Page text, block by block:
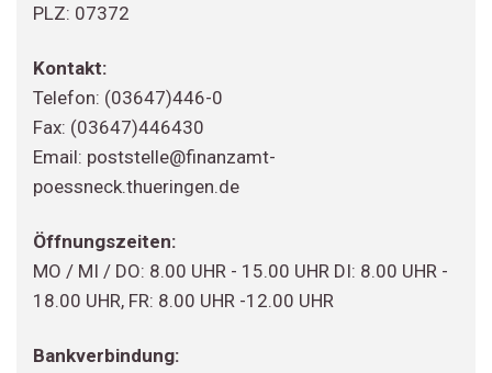
PLZ: 07372
Kontakt:
Telefon: (03647)446-0
Fax: (03647)446430
Email: poststelle@finanzamt-
poessneck.thueringen.de
Öffnungszeiten:
MO / MI / DO: 8.00 UHR - 15.00 UHR DI: 8.00 UHR -
18.00 UHR, FR: 8.00 UHR -12.00 UHR
Bankverbindung: